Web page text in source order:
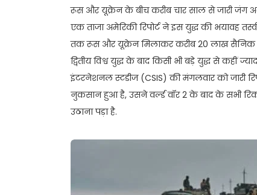
रूस और यूक्रेन के बीच करीब चार साल से जारी जंग
एक ताजा अमेरिकी रिपोर्ट ने इस युद्ध की भयावह
तक रूस और यूक्रेन मिलाकर करीब 20 लाख सैनिक
द्वितीय विश्व युद्ध के बाद किसी भी बड़े युद्ध से कहीं
इंटरनेशनल स्टडीज (CSIS) की मंगलवार को जारी
नुकसान हुआ है, उसने वर्ल्ड वॉर 2 के बाद के सभी
उठाना पड़ा है.